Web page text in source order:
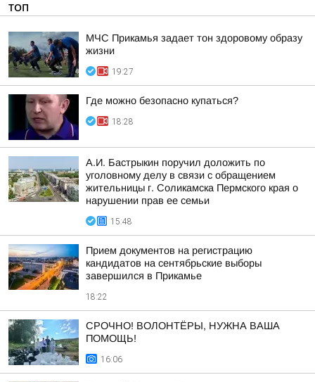
ТОП
МЧС Прикамья задает тон здоровому образу
жизни
19:27
Где можно безопасно купаться?
18:28
А.И. Бастрыкин поручил доложить по
уголовному делу в связи с обращением
жительницы г. Соликамска Пермского края о
нарушении прав ее семьи
15:48
Прием документов на регистрацию
кандидатов на сентябрьские выборы
завершился в Прикамье
18:22
СРОЧНО! ВОЛОНТЁРЫ, НУЖНА ВАША
ПОМОЩЬ!
16:06